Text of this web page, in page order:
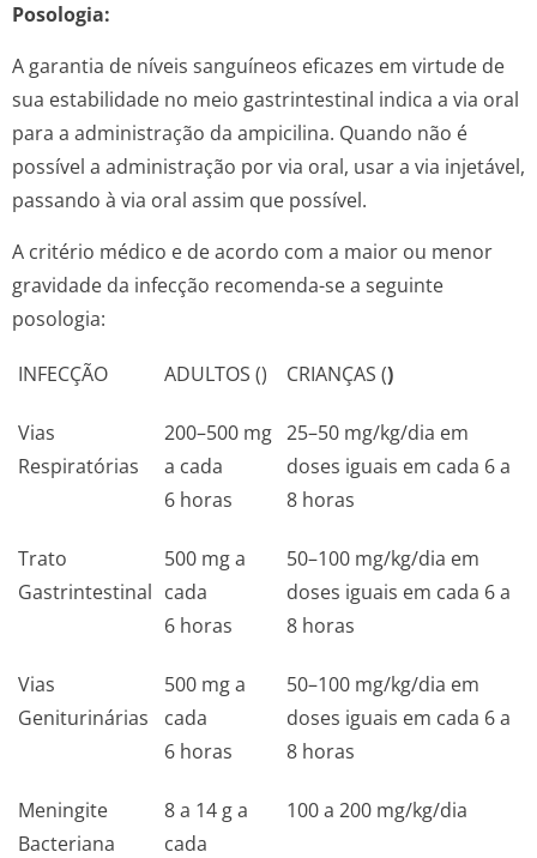
Posologia:
A garantia de níveis sanguíneos eficazes em virtude de
sua estabilidade no meio gastrintestinal indica a via oral
para a administração da ampicilina. Quando não é
possível a administração por via oral, usar a via injetável,
passando à via oral assim que possível.
A critério médico e de acordo com a maior ou menor
gravidade da infecção recomenda-se a seguinte
posologia:
INFECÇÃO ADULTOS () CRIANÇAS ()
Vias
Respiratórias
200–500 mg
a cada
6 horas
25–50 mg/kg/dia em
doses iguais em cada 6 a
8 horas
Trato
Gastrintestinal
500 mg a
cada
6 horas
50–100 mg/kg/dia em
doses iguais em cada 6 a
8 horas
Vias
Geniturinárias
500 mg a
cada
6 horas
50–100 mg/kg/dia em
doses iguais em cada 6 a
8 horas
Meningite
Bacteriana
8 a 14 g a
cada
100 a 200 mg/kg/dia